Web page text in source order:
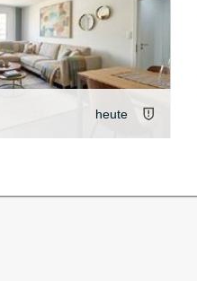
heute